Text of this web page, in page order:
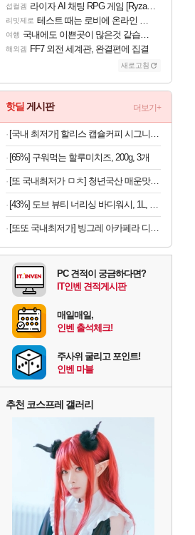
섭컬겜 라이자 AI 채팅 RPG 게임 [RyzaChat: AI] 공개
리밋제로 테스트 때는 로비에 온라인 기능이 있는데
여행 국내에도 이쁜곳이 많은것 같습니다
해외겜 FF7 외전 세계관, 완결편에 집결
새로고침
핫딜 게시판 더보기+
[국내 최저가] 할리스 캡슐커피 시그니처 블렌드 10개입 x 10개
[65%] 구워먹는 할루미치즈, 200g, 3개
[또 국내최저가 ㅁㅊ] 청년국산 매운맛 굵은 고춧가루 1kg
[43%] 도브 뷰티 너리싱 바디워시, 1L, 2개
[또또 국내최저가] 빙그레 아카페라 디카페인 아메리카노 400ml x 20개
PC 견적이 궁금하다면?
IT인벤 견적게시판
매일매일,
인벤 출석체크!
주사위 굴리고 포인트!
인벤 마블
추천 코스프레 갤러리